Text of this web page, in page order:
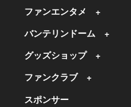
ファンエンタメ
バンテリンドーム
グッズショップ
ファンクラブ
スポンサー